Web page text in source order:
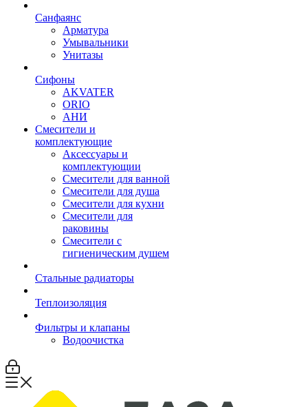
Санфаянс
Арматура
Умывальники
Унитазы
Сифоны
AKVATER
ORIO
АНИ
Смесители и
комплектующие
Аксессуары и
комплектующии
Смесители для ванной
Смесители для душа
Смесители для кухни
Смесители для
раковины
Смесители с
гигиеническим душем
Стальные радиаторы
Теплоизоляция
Фильтры и клапаны
Водоочистка